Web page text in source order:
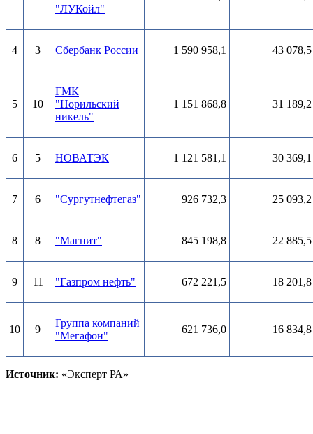
"ЛУКойл"
4 3 Сбербанк России 1 590 958,1 43 078,5
5 10
ГМК
"Норильский
никель"
1 151 868,8 31 189,2
6 5 НОВАТЭК 1 121 581,1 30 369,1
7 6 "Сургутнефтегаз" 926 732,3 25 093,2
8 8 "Магнит" 845 198,8 22 885,5
9 11 "Газпром нефть" 672 221,5 18 201,8
10 9
Группа компаний
"Мегафон"
621 736,0 16 834,8
Источник: «Эксперт РА»